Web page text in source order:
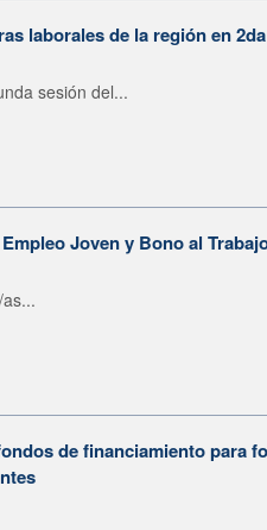
laborales de la región en
sesión del...
Joven y Bono al
de financiamiento para